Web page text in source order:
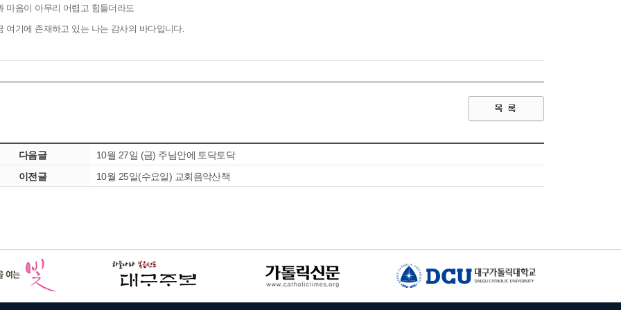
마음이 아무리 어렵고 힘들더라도
여기에 존재하고 있는 나는 감사의 바다입니다.
다음글
10월 27일 (금) 주님안에 토닥토닥
이전글
10월 25일(수요일) 교회음악산책